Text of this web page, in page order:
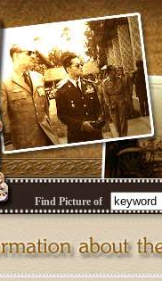
Find Picture of